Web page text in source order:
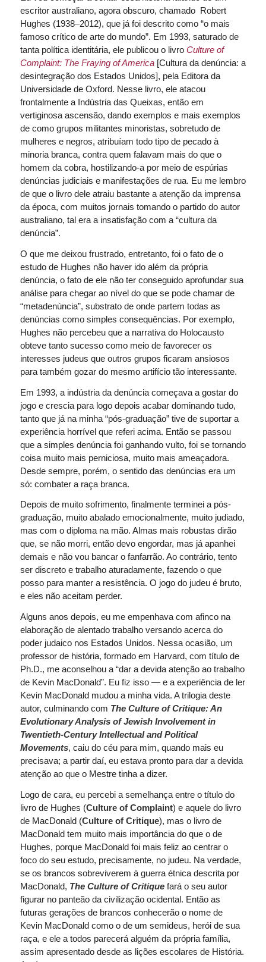
escritor australiano, agora obscuro, chamado Robert
Hughes (1938–2012), que já foi descrito como “o mais
famoso crítico de arte do mundo”. Em 1993, saturado de
tanta política identitária, ele publicou o livro Culture of
Complaint: The Fraying of America[Cultura da denúncia: a
desintegração dos Estados Unidos], pela Editora da
Universidade de Oxford. Nesse livro, ele atacou
frontalmente a Indústria das Queixas, então em
vertiginosa ascensão, dando exemplos e mais exemplos
de como grupos militantes minoristas, sobretudo de
mulheres e negros, atribuíam todo tipo de pecado à
minoria branca, contra quem falavam mais do que o
homem da cobra, hostilizando-a por meio de espúrias
denúncias judiciais e manifestações de rua. Eu me lembro
de que o livro dele atraiu bastante a atenção da imprensa
da época, com muitos jornais tomando o partido do autor
australiano, tal era a insatisfação com a “cultura da
denúncia”.
O que me deixou frustrado, entretanto, foi o fato de o
estudo de Hughes não haver ido além da própria
denúncia, o fato de ele não ter conseguido aprofundar sua
análise para chegar ao nível do que se pode chamar de
“metadenúncia”, substrato de onde partem todas as
denúncias como simples consequências. Por exemplo,
Hughes não percebeu que a narrativa do Holocausto
obteve tanto sucesso como meio de favorecer os
interesses judeus que outros grupos ficaram ansiosos
para também gozar do mesmo artifício tão interessante.
Em 1993, a indústria da denúncia começava a gostar do
jogo e crescia para logo depois acabar dominando tudo,
tanto que já na minha “pós-graduação” tive de suportar a
experiência horrível que referi acima. Então se passou
que a simples denúncia foi ganhando vulto, foi se tornando
coisa muito mais perniciosa, muito mais ameaçadora.
Desde sempre, porém, o sentido das denúncias era um
só: combater a raça branca.
Depois de muito sofrimento, finalmente terminei a pós-
graduação, muito abalado emocionalmente, muito judiado,
mas com o diploma na mão. Almas mais robustas dirão
que, se não morri, então devo engordar, mas já apanhei
demais e não vou bancar o fanfarrão. Ao contrário, tento
ser discreto e trabalho aturadamente, fazendo o que
posso para manter a resistência. O jogo do judeu é bruto,
e eles não aceitam perder.
Alguns anos depois, eu me empenhava com afinco na
elaboração de alentado trabalho versando acerca do
poder judaico nos Estados Unidos. Nessa ocasião, um
professor de história, formado em Harvard, com título de
Ph.D., me aconselhou a “dar a devida atenção ao trabalho
de Kevin MacDonald”. Eu fiz isso — e a experiência de ler
Kevin MacDonald mudou a minha vida. A trilogia deste
autor, culminando com The Culture of Critique: An
Evolutionary Analysis of Jewish Involvement in
Twentieth-Century Intellectual and Political
Movements, caiu do céu para mim, quando mais eu
precisava; a partir daí, eu estava pronto para dar a devida
atenção ao que o Mestre tinha a dizer.
Logo de cara, eu percebi a semelhança entre o título do
livro de Hughes (Culture of Complaint) e aquele do livro
de MacDonald (Culture of Critique), mas o livro de
MacDonald tem muito mais importância do que o de
Hughes, porque MacDonald foi mais feliz ao centrar o
foco do seu estudo, precisamente, no judeu. Na verdade,
se os brancos sobreviverem à guerra étnica descrita por
MacDonald, The Culture of Critiquefará o seu autor
figurar no panteão da civilização ocidental. Então as
futuras gerações de brancos conhecerão o nome de
Kevin MacDonald como o de um semideus, herói de sua
raça, e ele a todos parecerá alguém da própria família,
assim apresentado desde as lições escolares de História.